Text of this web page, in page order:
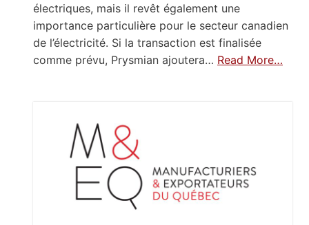
électriques, mais il revêt également une
importance particulière pour le secteur canadien
de l’électricité. Si la transaction est finalisée
comme prévu, Prysmian ajoutera… Read More…